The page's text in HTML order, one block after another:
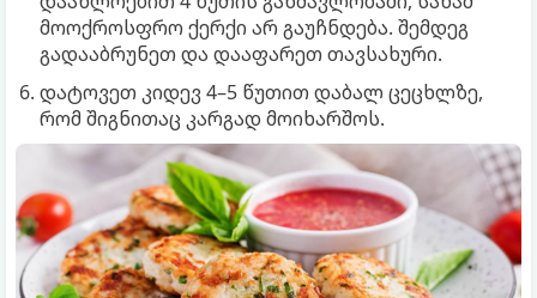
მოოქროსფრო ქერქი არ გაუჩნდება. შემდეგ
გადააბრუნეთ და დააფარეთ თავსახური.
დატოვეთ კიდევ 4–5 წუთით დაბალ ცეცხლზე,
რომ შიგნითაც კარგად მოიხარშოს.